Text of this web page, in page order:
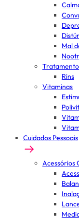
Mal
Rins
Vitaminas
Cuidados Pessoais
Acessórios